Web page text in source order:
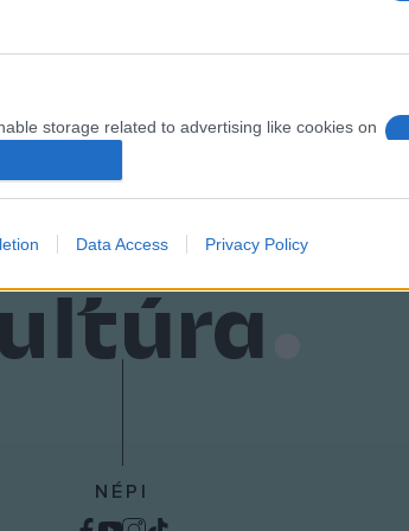
storage related to advertising like cookies on
to be sent to Google for online advertising
storage related to analytics like cookies on
storage related to personalization.
Data Access Privacy Policy
NÉPI